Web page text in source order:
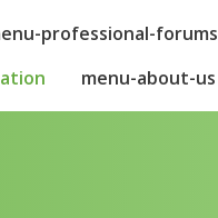
professional-forums
menu-about-us